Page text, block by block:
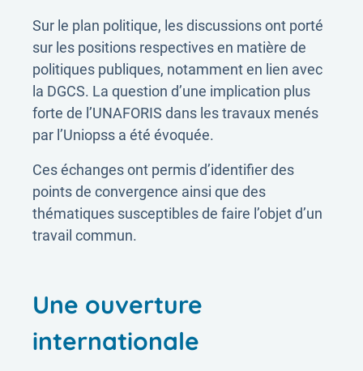
Sur le plan politique, les discussions ont porté
sur les positions respectives en matière de
politiques publiques, notamment en lien avec
la DGCS. La question d’une implication plus
forte de l’UNAFORIS dans les travaux menés
par l’Uniopss a été évoquée.
Ces échanges ont permis d’identifier des
points de convergence ainsi que des
thématiques susceptibles de faire l’objet d’un
travail commun.
Une ouverture
internationale